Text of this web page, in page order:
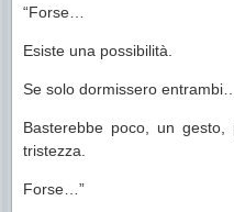
“Forse…
Esiste una possibilità.
Se solo dormissero entrambi…
Basterebbe poco, un
tristezza.
Forse…”